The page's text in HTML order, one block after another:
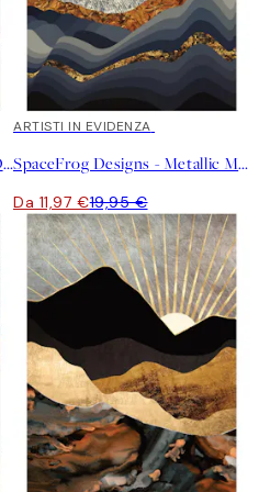
SpaceFrog Designs - Winters Day Poster
40%*
ARTISTI IN EVIDENZA
SpaceFrog Designs - Metallic Mountains Poster
Da 11,97 €19,95 €